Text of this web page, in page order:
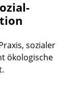
sozialer
ökologische